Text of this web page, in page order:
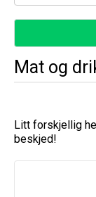
Mat og
Litt forskjellig
beskjed!